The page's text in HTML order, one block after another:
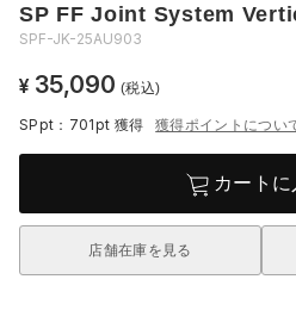
SP FF Joint System
SPF-JK-25AU903
¥ 35,090 (税込)
SPpt：701pt 獲得 獲得ポイントについ
カートに
店舗在庫を見る